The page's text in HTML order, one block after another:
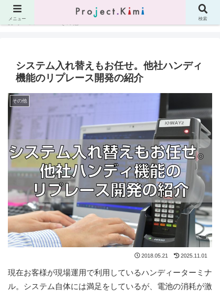
ホーム
システム入れ替えもお任せ。他社ハンディ
機能のリプレース開発の紹介
その他
2018.05.21 2025.11.01
現在お客様が現場運用で利用しているハンディーターミナ
ル。システム自体には満足をしているが、電池の消耗が激
メニュー 検索